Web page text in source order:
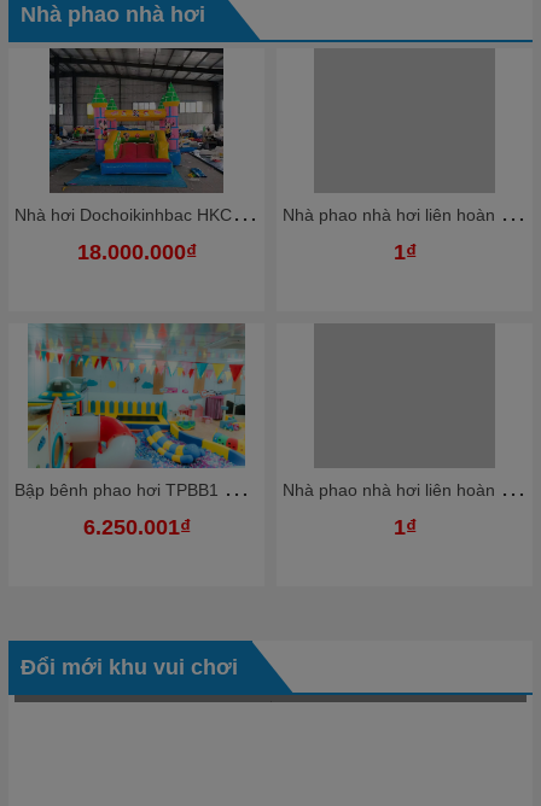
Nhà phao nhà hơi
N
hà hơi Dochoikinhbac HKCNH4
18.000.000₫
B
ập bênh phao hơi TPBB1 Dochoikinhbac Giải trí hấp dẫn khu vui chơi
6.250.001₫
N
hà phao nhà hơi liên hoàn NPNHKB03 Dochoikinhbac - Khu trò chơi phao hơi vui nhộn
1₫
N
hà phao nhà hơi liên hoàn NPNHKB02 Dochoikinhbac - Khu trò chơi phao hơi vui nhộn
1₫
Đổi mới khu vui chơi